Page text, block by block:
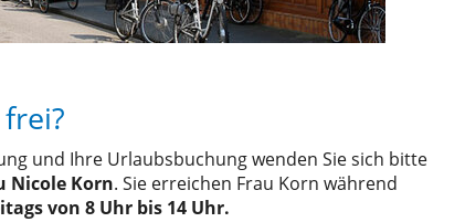
und Ihre Urlaubsbuchung wenden Sie sich bitte
Nicole Korn. Sie erreichen Frau Korn während
von 8 Uhr bis 14 Uhr.